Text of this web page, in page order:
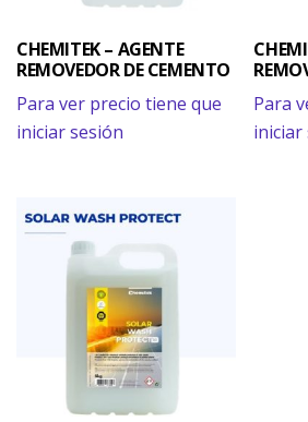
CHEMITEK – AGENTE
REMOVEDOR DE CEMENTO
Para ver precio tiene que
iniciar sesión
Para
iniciar